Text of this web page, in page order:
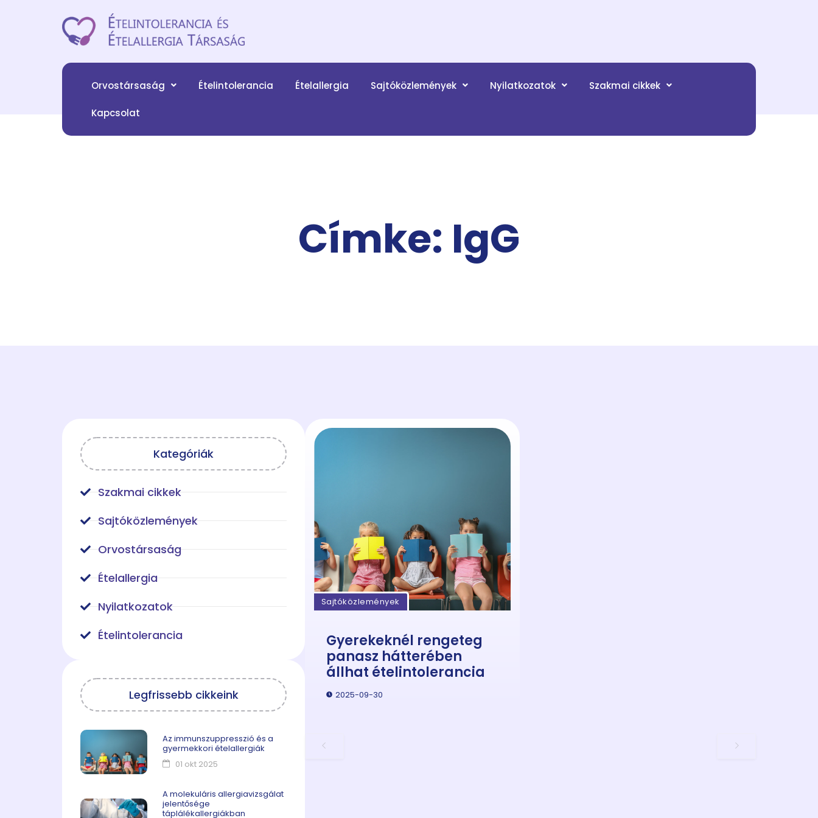
Orvostársaság Ételintolerancia Ételallergia Sajtóközlemények Nyilatkozatok Szakmai cikkek
Kapcsolat
Címke: IgG
Kategóriák
Szakmai cikkek
Sajtóközlemények
Orvostársaság
Ételallergia
Nyilatkozatok
Ételintolerancia
Legfrissebb cikkeink
Az immunszuppresszió és a
gyermekkori ételallergiák
01 okt 2025
A molekuláris allergiavizsgálat
jelentősége
táplálékallergiákban
Sajtóközlemények
Gyerekeknél rengeteg
panasz hátterében
állhat ételintolerancia
2025-09-30